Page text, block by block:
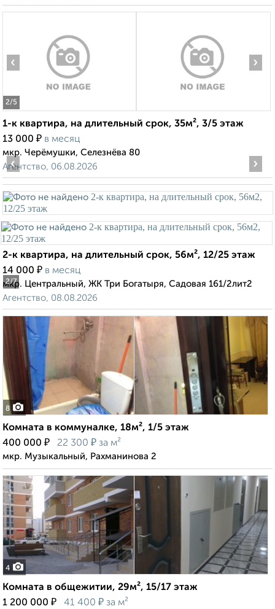
2/5
‹ ›
1-к квартира, на длительный срок, 35м², 3/5 этаж
13 000 ₽ в месяц
мкр. Черёмушки, Селезнёва 80
Агентство, 06.08.2026
2/7
‹ ›
2-к квартира, на длительный срок, 56м², 12/25 этаж
14 000 ₽ в месяц
мкр. Центральный, ЖК Три Богатыря, Садовая 161/2лит2
Агентство, 08.08.2026
8
Комната в коммуналке, 18м², 1/5 этаж
400 000 ₽ 22 300 ₽ за м²
мкр. Музыкальный, Рахманинова 2
4
Комната в общежитии, 29м², 15/17 этаж
1 200 000 ₽ 41 400 ₽ за м²